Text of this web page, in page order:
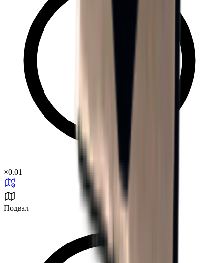
×0.01
Подвал